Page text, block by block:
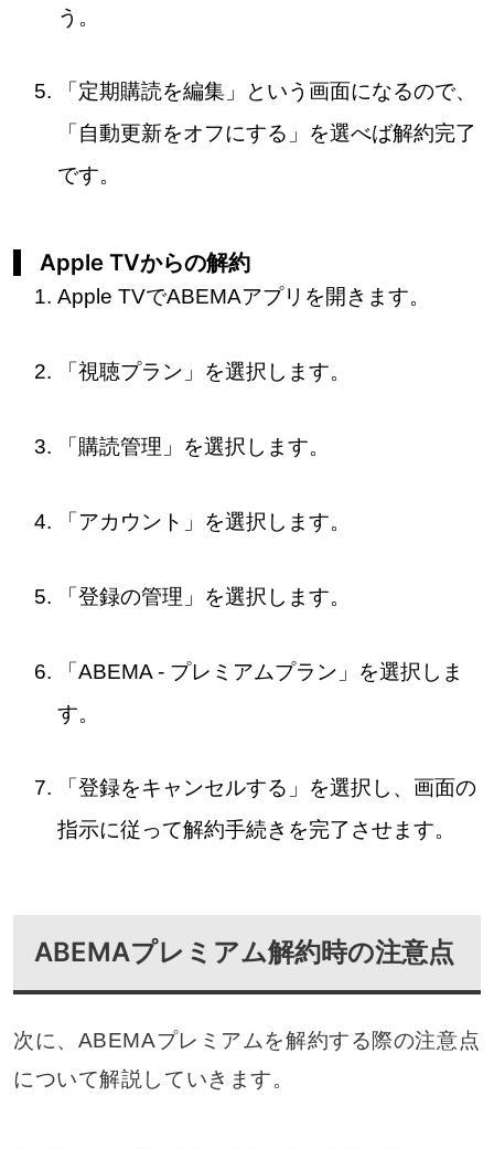
う。
「定期購読を編集」という画面になるので、
「自動更新をオフにする」を選べば解約完了
です。
Apple TVからの解約
Apple TVでABEMAアプリを開きます。
「視聴プラン」を選択します。
「購読管理」を選択します。
「アカウント」を選択します。
「登録の管理」を選択します。
「ABEMA - プレミアムプラン」を選択しま
す。
「登録をキャンセルする」を選択し、画面の
指示に従って解約手続きを完了させます。
ABEMAプレミアム解約時の注意点
次に、ABEMAプレミアムを解約する際の注意点
について解説していきます。